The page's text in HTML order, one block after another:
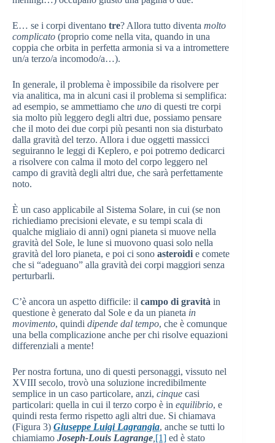
E… se i corpi diventano tre? Allora tutto diventa molto
complicato (proprio come nella vita, quando in una
coppia che orbita in perfetta armonia si va a intromettere
un/a terzo/a incomodo/a…).
In generale, il problema è impossibile da risolvere per
via analitica, ma in alcuni casi il problema si semplifica:
ad esempio, se ammettiamo che uno di questi tre corpi
sia molto più leggero degli altri due, possiamo pensare
che il moto dei due corpi più pesanti non sia disturbato
dalla gravità del terzo. Allora i due oggetti massicci
seguiranno le leggi di Keplero, e poi potremo dedicarci
a risolvere con calma il moto del corpo leggero nel
campo di gravità degli altri due, che sarà perfettamente
noto.
È un caso applicabile al Sistema Solare, in cui (se non
richiediamo precisioni elevate, e su tempi scala di
qualche migliaio di anni) ogni pianeta si muove nella
gravità del Sole, le lune si muovono quasi solo nella
gravità del loro pianeta, e poi ci sono asteroidi e comete
che si “adeguano” alla gravità dei corpi maggiori senza
perturbarli.
C’è ancora un aspetto difficile: il campo di gravità in
questione è generato dal Sole e da un pianeta in
movimento, quindi dipende dal tempo, che è comunque
una bella complicazione anche per chi risolve equazioni
differenziali a mente!
Per nostra fortuna, uno di questi personaggi, vissuto nel
XVIII secolo, trovò una soluzione incredibilmente
semplice in un caso particolare, anzi, cinque casi
particolari: quella in cui il terzo corpo è in equilibrio, e
quindi resta fermo rispetto agli altri due. Si chiamava
(Figura 3) Giuseppe Luigi Lagrangia, anche se tutti lo
chiamiamo Joseph-Louis Lagrange [1] ed è stato